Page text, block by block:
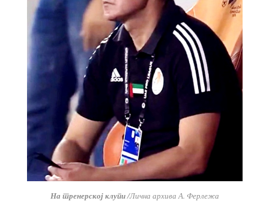
На тренерској клупи/Лична архива А. Ферлежа